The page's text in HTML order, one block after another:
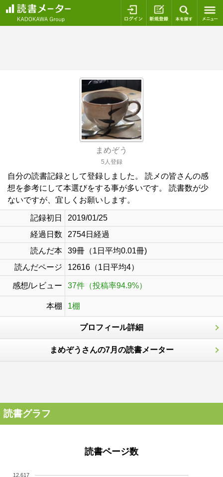
ログイン 新規登録
まめぞう
5人登録
自分の読書記録として登録しました。 読メの皆さんの感
想を参考にして本選びをする事が多いです。 読書数が少
ないですが、宜しくお願いします。
記録初日
2019/01/25
経過日数
2754日経過
読んだ本
39冊（1日平均0.01冊)
読んだページ
12616（1日平均4）
感想/レビュー 37件（投稿率94.9%）
本棚 1棚
プロフィール詳細
まめぞうさんの7月の読書メーター
読書グラフ
読書ページ数
12,617